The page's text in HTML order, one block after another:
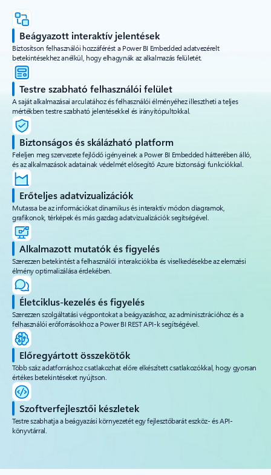
Beágyazott interaktív jelentések
Biztosítson felhasználói hozzáférést a Power BI Embedded adatvezérelt
betekintésekhez anélkül, hogy elhagynák az alkalmazás felületét.
Testre szabható felhasználói felület
A saját alkalmazásai arculatához és felhasználói élményéhez illesztheti a teljes
mértékben testre szabható jelentésekkel és irányítópultokkal.
Biztonságos és skálázható platform
Feleljen meg szervezete fejlődő igényeinek a Power BI Embedded hátterében álló,
és az alkalmazások adatainak védelmét elősegítő Azure biztonsági funkciókkal.
Erőteljes adatvizualizációk
Mutassa be az információkat dinamikus és interaktív módon diagramok,
grafikonok, térképek és más gazdag adatvizualizációk segítségével.
Alkalmazott mutatók és figyelés
Szerezzen betekintést a felhasználói interakciókba és viselkedésekbe az elemzési
élmény optimalizálása érdekében.
Életciklus-kezelés és figyelés
Szerezzen szolgáltatási végpontokat a beágyazáshoz, az adminisztrációhoz és a
felhasználói erőforrásokhoz a Power BI REST API-k segítségével.
Előregyártott összekötők
Több száz adatforráshoz csatlakozhat előre elkészített csatlakozókkal, hogy gyorsan
értékes betekintéseket nyújtson.
Szoftverfejlesztői készletek
Testre szabhatja a beágyazási környezetét egy fejlesztőbarát eszköz- és API-
könyvtárral.